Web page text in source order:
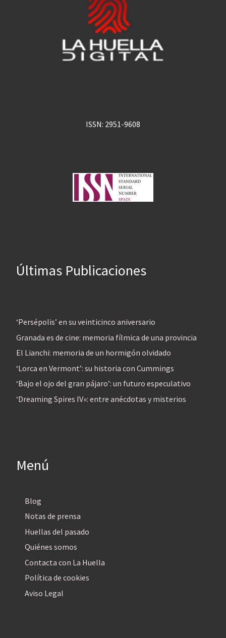
ISSN: 2951-9608
Últimas Publicaciones
‘Persépolis’ en su veinticinco aniversario
Granada es de cine: memoria fílmica de una provincia
El Lianchi: memoria de un hormigón olvidado
‘Lorca en Vermont’: su historia con Cummings
‘Bajo el ojo del gran pájaro’: un futuro especulativo
‘Dreaming Spires IV»: entre anécdotas y misterios
Menú
Blog
Notas de prensa
Huellas del pasado
Quiénes somos
Contacta con La Huella
Política de cookies
Aviso Legal